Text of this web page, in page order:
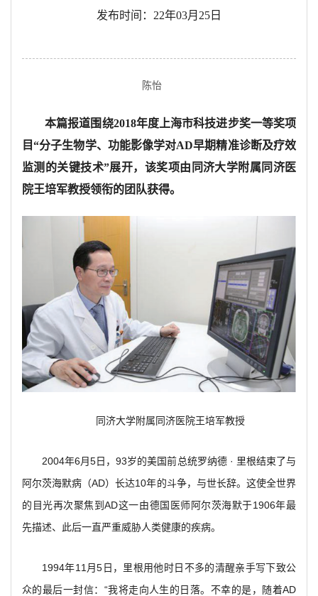
发布时间：22年03月25日
陈怡
本篇报道围绕2018年度上海市科技进步奖一等奖项
目“分子生物学、功能影像学对AD早期精准诊断及疗效
监测的关键技术”展开，该奖项由同济大学附属同济医
院王培军教授领衔的团队获得。
同济大学附属同济医院王培军教授
2004年6月5日，93岁的美国前总统罗纳德 · 里根结束了与
阿尔茨海默病（AD）长达10年的斗争，与世长辞。这使全世界
的目光再次聚焦到AD这一由德国医师阿尔茨海默于1906年最
先描述、此后一直严重威胁人类健康的疾病。
1994年11月5日，里根用他时日不多的清醒亲手写下致公
众的最后一封信：“我将走向人生的日落。不幸的是，随着AD